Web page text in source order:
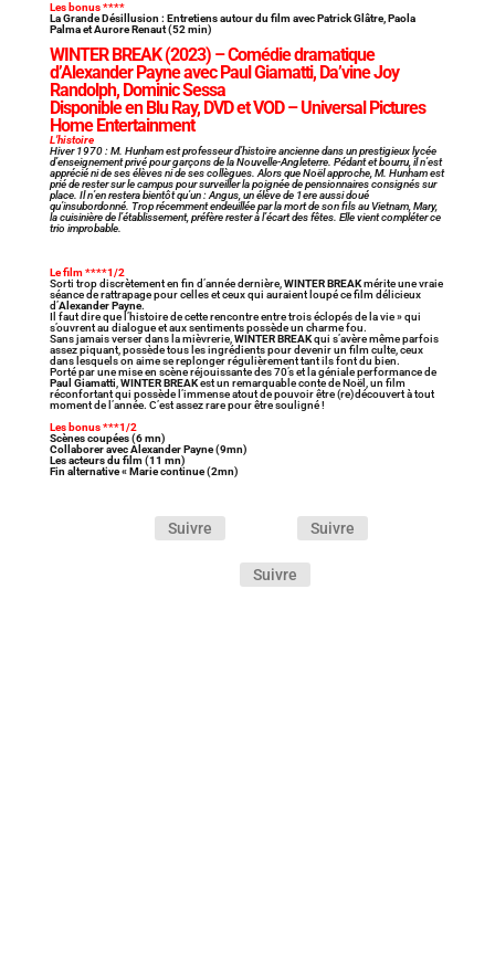
Les bonus ****
La Grande Désillusion : Entretiens autour du film avec Patrick Glâtre, Paola
Palma et Aurore Renaut (52 min)
WINTER BREAK(2023) – Comédie dramatique
d’Alexander Payne avec Paul Giamatti, Da’vine Joy
Randolph, Dominic Sessa
Disponible en Blu Ray, DVD et VOD – Universal Pictures
Home Entertainment
L’histoire
Hiver 1970 : M. Hunham est professeur d’histoire ancienne dans un prestigieux lycée
d’enseignement privé pour garçons de la Nouvelle-Angleterre. Pédant et bourru, il n’est
apprécié ni de ses élèves ni de ses collègues. Alors que Noël approche, M. Hunham est
prié de rester sur le campus pour surveiller la poignée de pensionnaires consignés sur
place. Il n’en restera bientôt qu’un : Angus, un élève de 1ere aussi doué
qu’insubordonné. Trop récemment endeuillée par la mort de son fils au Vietnam, Mary,
la cuisinière de l’établissement, préfère rester à l’écart des fêtes. Elle vient compléter ce
trio improbable.
Le film ****1/2
Sorti trop discrètement en fin d’année dernière, WINTER BREAKmérite une vraie
séance de rattrapage pour celles et ceux qui auraient loupé ce film délicieux
d’Alexander Payne.
Il faut dire que l’histoire de cette rencontre entre trois éclopés de la vie » qui
s’ouvrent au dialogue et aux sentiments possède un charme fou.
Sans jamais verser dans la mièvrerie, WINTER BREAKqui s’avère même parfois
assez piquant, possède tous les ingrédients pour devenir un film culte, ceux
dans lesquels on aime se replonger régulièrement tant ils font du bien.
Porté par une mise en scène réjouissante des 70’s et la géniale performance de
Paul Giamatti WINTER BREAKest un remarquable conte de Noël, un film
réconfortant qui possède l’immense atout de pouvoir être (re)découvert à tout
moment de l’année. C’est assez rare pour être souligné !
Les bonus ***1/2
Scènes coupées (6 mn)
Collaborer avec Alexander Payne (9mn)
Les acteurs du film (11 mn)
Fin alternative « Marie continue (2mn)
Suivre Suivre
Suivre